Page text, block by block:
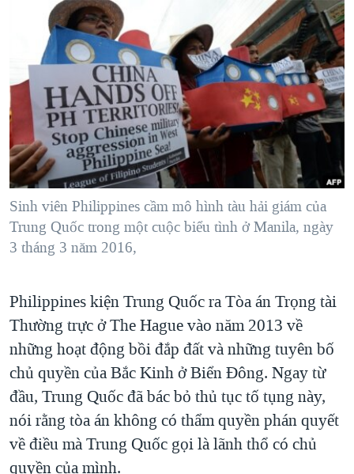
chính
Đi
tới
"Tìm"
DIỄN ĐÀN
TỰ DO BÁO CHÍ
VẠCH TRẦN TIN GIẢ
NGƯỜI VIỆT HẢI NGOẠI
ĐỜI SỐNG
KINH TẾ
SỨC KHOẺ
THỂ THAO
GIÁO DỤC
CHUYÊN ĐỀ
CHIẾN TRANH THƯƠNG MẠI CỦA MỸ: QUÁ KHỨ VÀ HIỆN
TẠI
HÀNH TRÌNH BẦU CỬ 2024
MỘT NĂM CHIẾN TRANH TẠI DẢI GAZA
GIẢI MÃ VÀNH ĐAI & CON ĐƯỜNG
NGÀY TỊ NẠN THẾ GIỚI
CHI PHÍ CHIẾN TRANH AFGHANISTAN
CÁC GIÁ TRỊ CỘNG HÒA Ở VIỆT NAM
THƯỢNG ĐỈNH TRUMP-KIM TẠI VIỆT NAM
TRỊNH VĨNH BÌNH VS. CHÍNH PHỦ VIỆT NAM
NGƯ DÂN VIỆT VÀ LÀN SÓNG TRỘM HẢI SÂM
BÊN KIA QUỐC LỘ: TIẾNG VỌNG TỪ NÔNG THÔN MỸ
HỌC TIẾNG ANH
VIDEO
NGHE
MẠNG XÃ HỘI
Sinh viên Philippines cầm mô hình tàu hải giám của
Trung Quốc trong một cuộc biểu tình ở Manila, ngày
3 tháng 3 năm 2016,
Philippines kiện Trung Quốc ra Tòa án Trọng tài
Thường trực ở The Hague vào năm 2013 về
những hoạt động bồi đắp đất và những tuyên bố
chủ quyền của Bắc Kinh ở Biển Đông. Ngay từ
đầu, Trung Quốc đã bác bỏ thủ tục tố tụng này,
nói rằng tòa án không có thẩm quyền phán quyết
về điều mà Trung Quốc gọi là lãnh thổ có chủ
quyền của mình.